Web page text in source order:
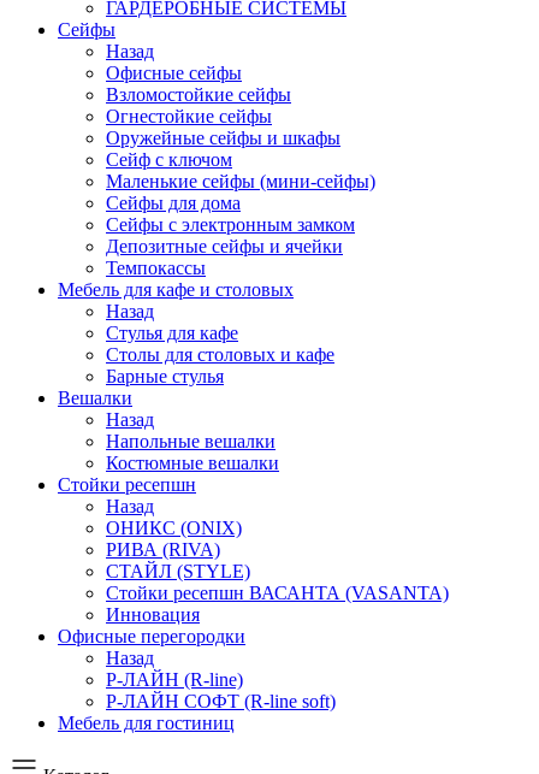
ГАРДЕРОБНЫЕ СИСТЕМЫ
Сейфы
Назад
Офисные сейфы
Взломостойкие сейфы
Огнестойкие сейфы
Оружейные сейфы и шкафы
Сейф с ключом
Маленькие сейфы (мини-сейфы)
Сейфы для дома
Сейфы с электронным замком
Депозитные сейфы и ячейки
Темпокассы
Мебель для кафе и столовых
Назад
Стулья для кафе
Столы для столовых и кафе
Барные стулья
Вешалки
Назад
Напольные вешалки
Костюмные вешалки
Стойки ресепшн
Назад
ОНИКС (ONIX)
РИВА (RIVA)
СТАЙЛ (STYLE)
Стойки ресепшн ВАСАНТА (VASANTA)
Инновация
Офисные перегородки
Назад
Р-ЛАЙН (R-line)
Р-ЛАЙН СОФТ (R-line soft)
Мебель для гостиниц